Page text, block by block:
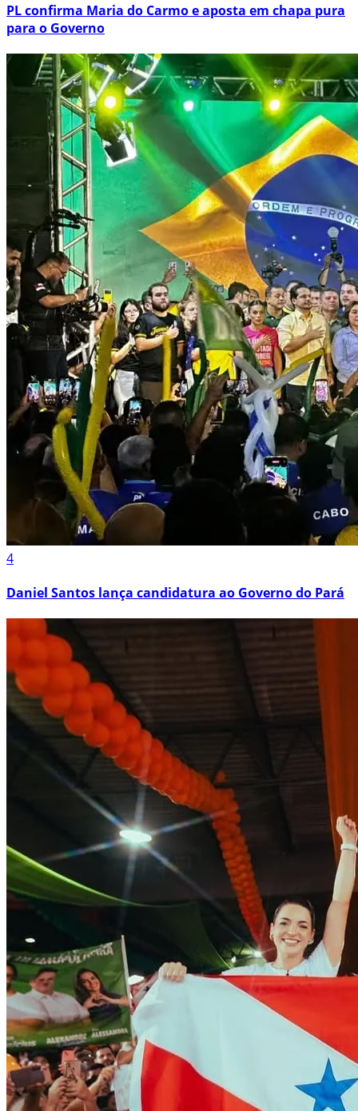
PL confirma Maria do Carmo e aposta em chapa pura
para o Governo
4
Daniel Santos lança candidatura ao Governo do Pará